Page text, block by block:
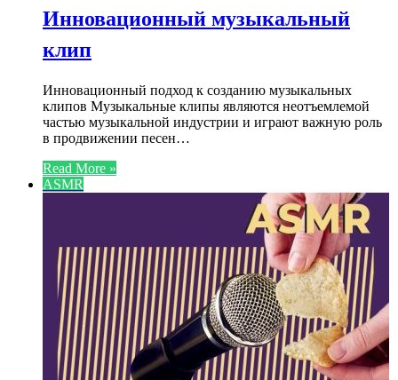
Инновационный музыкальный
клип
Инновационный подход к созданию музыкальных
клипов Музыкальные клипы являются неотъемлемой
частью музыкальной индустрии и играют важную роль
в продвижении песен…
Read More »
ASMR